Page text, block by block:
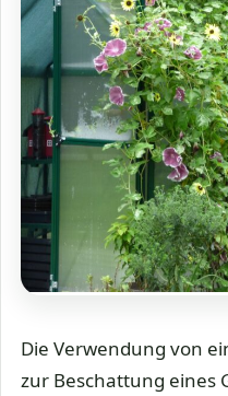
Die Verwendung von
zur Beschattung eines